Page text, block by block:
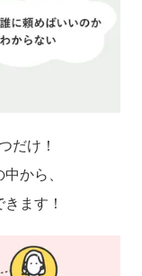
だけ！
から、
ます！